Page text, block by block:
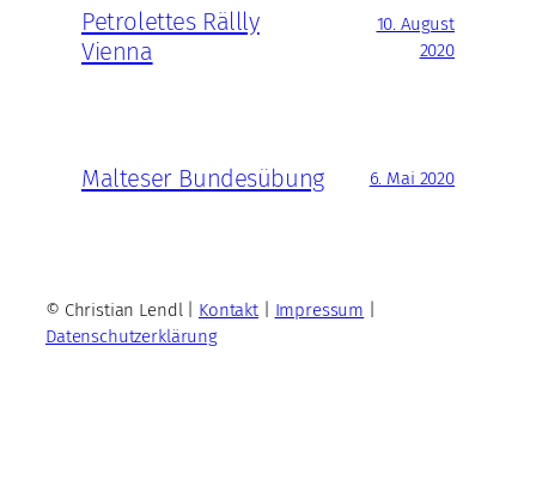
Petrolettes Rällly
Vienna
10. August
2020
Malteser Bundesübung 6. Mai 2020
© Christian Lendl | Kontakt| Impressum
Datenschutzerklärung